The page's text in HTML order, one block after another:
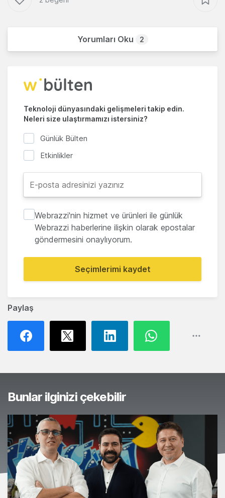
Paylaş
Yorumları Oku 2
Teknoloji dünyasındaki gelişmeleri takip edin.
Neleri size ulaştırmamızı istersiniz?
Günlük Bülten
Etkinlikler
Webrazzi'nin hizmet ve ürünleri ile günlük
Webrazzi haberlerine ilişkin olarak epostalar
göndermesini onaylıyorum.
Seçimlerimi kaydet
Bunlar ilginizi çekebilir